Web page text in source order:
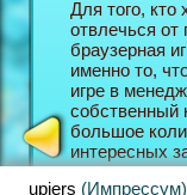
Для того, кто
отвлечься от
браузерная
именно то,
игре в
собственный
большое
интересных
менеджера
upjers (Импрессум)